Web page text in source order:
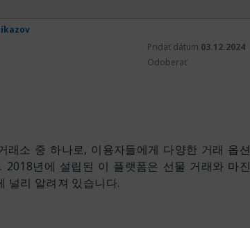
Pridať dátum 03.12.2024
Odoberať
소 중 하나로, 이용자들에게 다양한 거래 옵션
년에 설립된 이 플랫폼은 선물 거래와 마진
널리 알려져 있습니다.